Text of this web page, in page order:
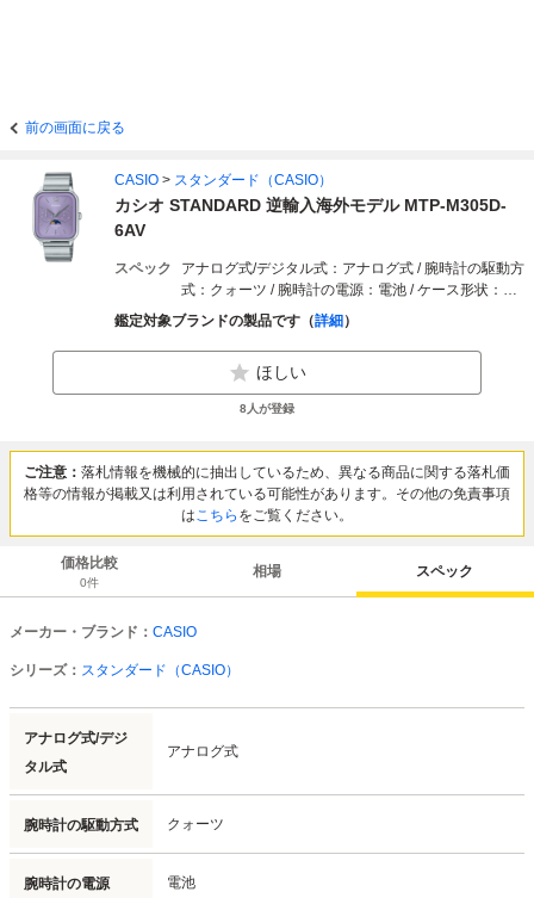
前の画面に戻る
CASIO > スタンダード（CASIO）
カシオ STANDARD 逆輸入海外モデル MTP-M305D-
6AV
スペック
アナログ式/デジタル式：アナログ式 / 腕時計の駆動方
式：クォーツ / 腕時計の電源：電池 / ケース形状：レ
クタンギュラー / 文字盤カラー：パープル系 / アワー
マーク：アラビア数字など / ケースカラー：シルバー
系 / ケース素材：ステンレス / ベゼルカラー：シルバ
ー系 / ベルトカラー：シルバー系 / ベルト素材：ステ
ンレス / 防水性能（m）：50m / ケース経（mm）：
34mm / ケース厚さ（mm）：9.3mm
鑑定対象ブランドの製品です（詳細 ）
ほしい
8人が登録
ご注意： 落札情報を機械的に抽出しているため、異なる商品に関する落札価
格等の情報が掲載又は利用されている可能性があります。その他の免責事項
はこちら をご覧ください。
価格比較
0件
相場 スペック
メーカー・ブランド： CASIO
シリーズ： スタンダード（CASIO）
アナログ式/デジ
タル式
アナログ式
腕時計の駆動方式 クォーツ
腕時計の電源 電池